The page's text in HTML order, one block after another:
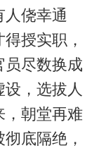
侥幸通
授实职，
员尽数换成
，选拔人
，朝堂再难
底隔绝，